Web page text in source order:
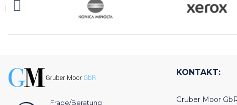
Frage/Beratung
KONTAKT:
Gruber Moor